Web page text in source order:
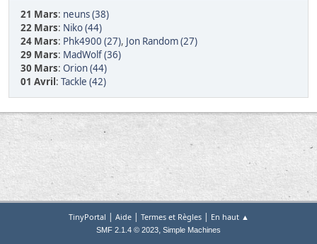
21 Mars: neuns (38)
22 Mars: Niko (44)
24 Mars: Phk4900 (27), Jon Random (27)
29 Mars: MadWolf (36)
30 Mars: Orion (44)
01 Avril: Tackle (42)
TinyPortal | Aide| Termes et Règles| En haut ▲
SMF 2.1.4 © 2023, Simple Machines